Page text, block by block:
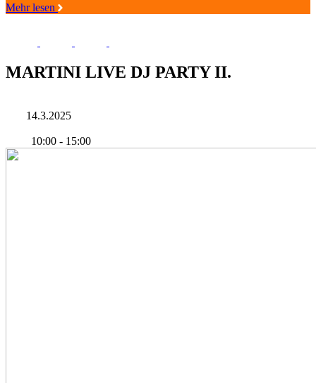
Mehr lesen
MARTINI LIVE DJ PARTY II.
14.3.2025
10:00 - 15:00